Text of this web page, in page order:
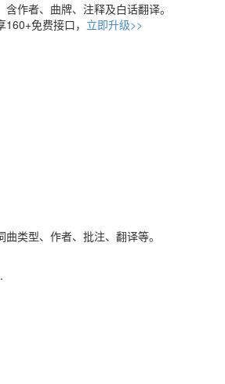
作者、曲牌、注释及白话翻译。
免费接口， 立即升级>>
类型、作者、批注、翻译等。